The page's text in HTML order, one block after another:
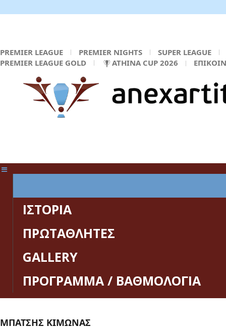
PREMIER LEAGUE PREMIER NIGHTS
SUPER LEAGUE
PREMIER LEAGUE GOLD
ATHINA CUP 2026
ΙΣΤΟΡΙΑ
ΠΡΩΤΑΘΛΗΤΕΣ
GALLERY
ΠΡΟΓΡΑΜΜΑ / ΒΑΘΜΟΛΟΓΙΑ
ΜΠΑΤΣΗΣ ΚΙΜΩΝΑΣ